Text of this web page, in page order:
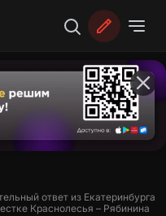
ответ из Екатеринбурга
Краснолесья – Рябинина